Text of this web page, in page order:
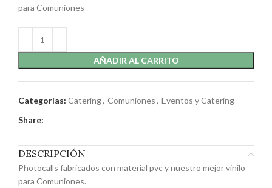
para Comuniones
AÑADIR AL CARRITO
Categorías: Catering, Comuniones, Eventos y Catering
Share:
DESCRIPCIÓN
Photocalls fabricados con material pvc y nuestro mejor vinilo
para Comuniones.